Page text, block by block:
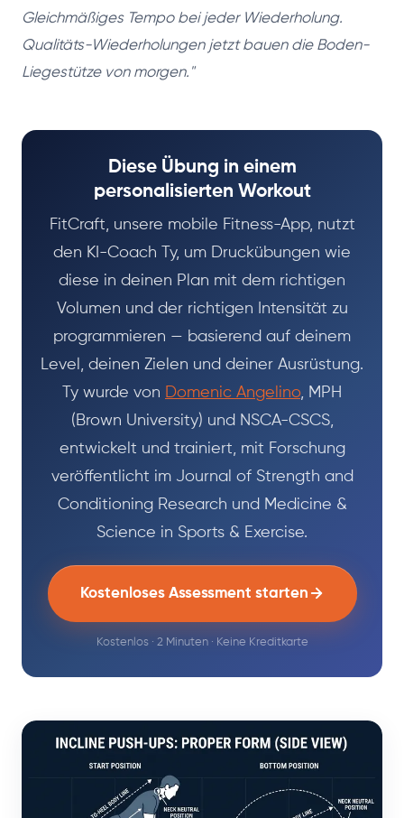
Gleichmäßiges Tempo bei jeder Wiederholung.
Qualitäts-Wiederholungen jetzt bauen die Boden-
Liegestütze von morgen."
Diese Übung in einem
personalisierten Workout
FitCraft, unsere mobile Fitness-App, nutzt
den KI-Coach Ty, um Druckübungen wie
diese in deinen Plan mit dem richtigen
Volumen und der richtigen Intensität zu
programmieren — basierend auf deinem
Level, deinen Zielen und deiner Ausrüstung.
Ty wurde von Domenic Angelino, MPH
(Brown University) und NSCA-CSCS,
entwickelt und trainiert, mit Forschung
veröffentlicht im Journal of Strength and
Conditioning Research und Medicine &
Science in Sports & Exercise.
Kostenloses Assessment starten
Kostenlos · 2 Minuten · Keine Kreditkarte